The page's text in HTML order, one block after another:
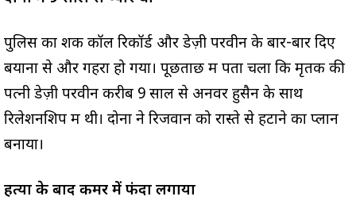
पुलिस का शक कॉल रिकॉर्ड और डेज़ी परवीन के बार-बार दिए
बयानों से और गहरा हो गया। पूछताछ में पता चला कि मृतक की
पत्नी डेज़ी परवीन करीब 9 साल से अनवर हुसैन के साथ
रिलेशनशिप में थी। दोनों ने रिजवान को रास्ते से हटाने का प्लान
बनाया।
हत्या के बाद कमर में फंदा लगाया